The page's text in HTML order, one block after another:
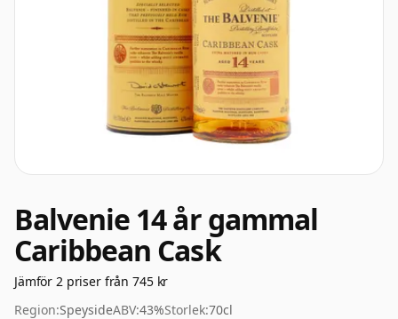
Balvenie 14 år gammal
Caribbean Cask
Jämför 2 priser från 745 kr
Region:SpeysideABV:43%Storlek:70cl